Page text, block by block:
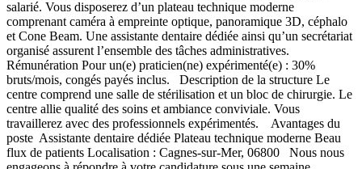
salarié. Vous disposerez d’un plateau technique moderne
comprenant caméra à empreinte optique, panoramique 3D, céphalo
et Cone Beam. Une assistante dentaire dédiée ainsi qu’un secrétariat
organisé assurent l’ensemble des tâches administratives.
Rémunération Pour un(e) praticien(ne) expérimenté(e) : 30%
bruts/mois, congés payés inclus. Description de la structure Le
centre comprend une salle de stérilisation et un bloc de chirurgie. Le
centre allie qualité des soins et ambiance conviviale. Vous
travaillerez avec des professionnels expérimentés. Avantages du
poste Assistante dentaire dédiée Plateau technique moderne Beau
flux de patients Localisation : Cagnes-sur-Mer, 06800 Nous nous